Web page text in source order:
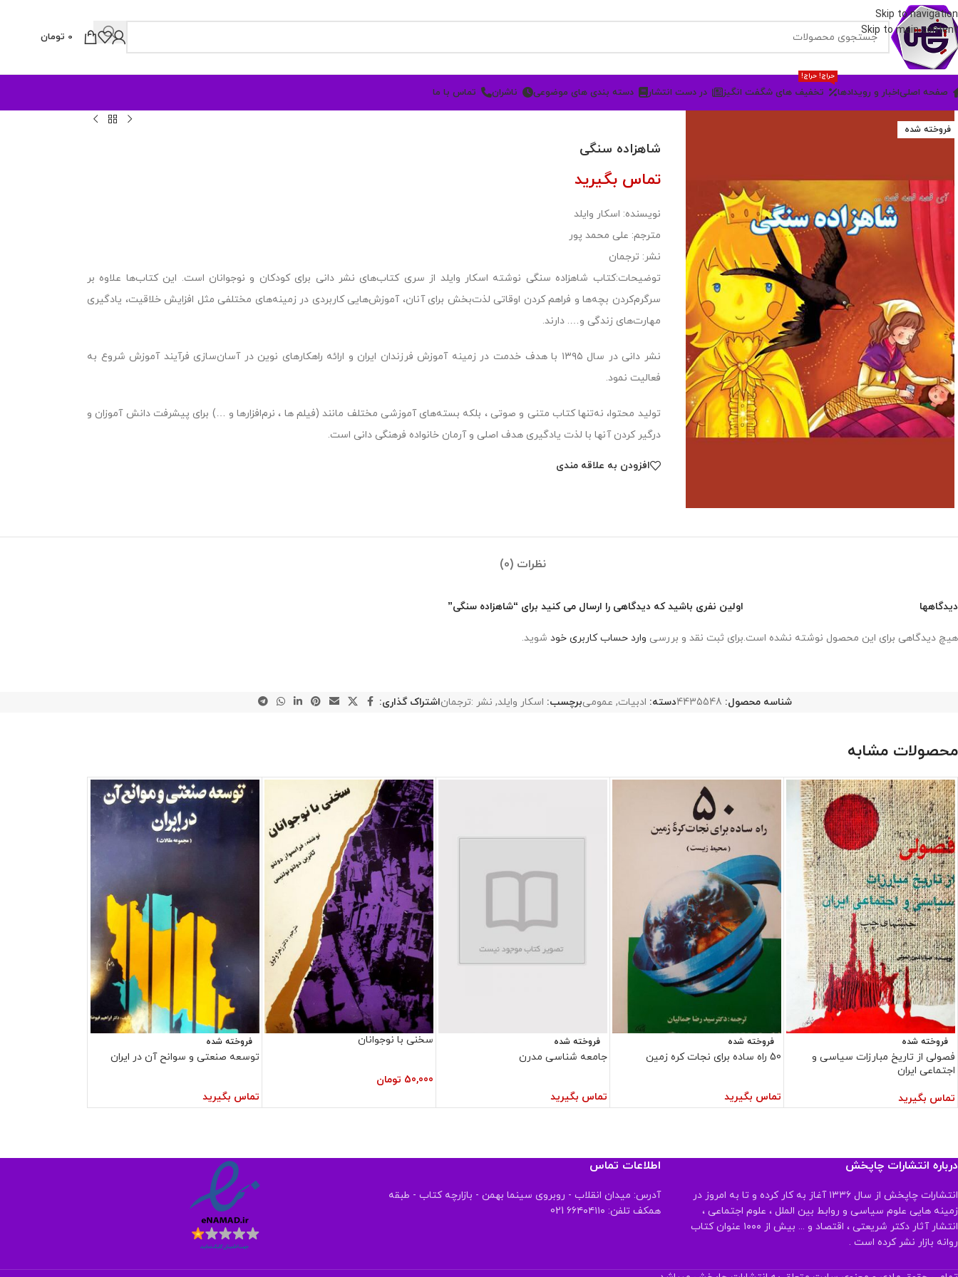
Skip to navigation
Skip to main content
0 تومان
صفحه اصلیاخبار و رویدادها تخفیف های شگفت انگیز
حراج! حراج!
در دست انتشار دسته بندی های موضوعی ناشران تماس با ما
فروخته شده
شاهزاده سنگی
تماس بگیرید
نویسنده: اسکار وایلد
مترجم: علی محمد پور
نشر: ترجمان
توضیحات:کتاب شاهزاده سنگی نوشته اسکار وایلد از سری کتاب‌های نشر دانی برای کودکان و نوجوانان است. این کتاب‌ها علاوه بر
سرگرم‌کردن بچه‌ها و فراهم کردن اوقاتی لذت‌بخش برای آنان، آموزش‌هایی کاربردی در زمینه‌های مختلفی مثل افزایش خلاقیت، یادگیری
مهارت‌های زندگی و…. دارند.
نشر دانی در سال ۱۳۹۵ با هدف خدمت در زمینه آموزش فرزندان ایران و ارائه راهکارهای نوین در آسان‌سازی فرآیند آموزش شروع به
فعالیت نمود.
تولید محتوا، نه‌تنها کتاب متنی و صوتی ، بلکه بسته‌های آموزشی مختلف مانند (فیلم ها ، نرم‌افزارها و …) برای پیشرفت دا‌نش آموزان و
درگیر کردن آنها با لذت یادگیری هدف اصلی و آرمان خانواده فرهنگی دانی است.
افزودن به علاقه مندی
نظرات (0)
دیدگاهها
هیچ دیدگاهی برای این محصول نوشته نشده است.
اولین نفری باشید که دیدگاهی را ارسال می کنید برای “شاهزاده سنگی”
برای ثبت نقد و بررسی وارد حساب کاربری خود شوید.
شناسه محصول: 4435548دسته: ادبیات, عمومیبرچسب: اسکار وایلد, نشر :ترجماناشتراک گذاری:
محصولات مشابه
فروخته شده
فصولی از تاریخ مبارزات سیاسی و
اجتماعی ایران
تماس بگیرید
فروخته شده
50 راه ساده برای نجات کره زمین
تماس بگیرید
فروخته شده
جامعه شناسی مدرن
تماس بگیرید
سخنی با نوجوانان
50,000 تومان
فروخته شده
توسعه صنعتی و سوانح آن در ایران
تماس بگیرید
درباره انتشارات چاپخش
انتشارات چاپخش از سال ۱۳۳۶ آغاز به کار کرده و تا به امروز در
زمینه هایی علوم سیاسی و روابط بین الملل ، علوم اجتماعی ،
انتشار آثار دکتر شریعتی ، اقتصاد و ... بیش از ۱۰۰۰ عنوان کتاب
روانه بازار نشر کرده است .
اطلاعات تماس
آدرس: میدان انقلاب - روبروی سینما بهمن - بازارچه کتاب - طبقه
همکف تلفن: ۶۶۴۰۴۱۱۰ 021